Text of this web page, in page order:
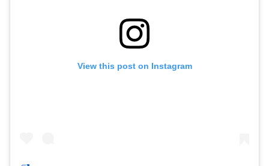
View this post on Instagram